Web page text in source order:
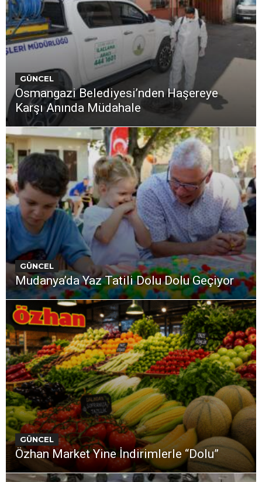
GÜNCEL
Osmangazi Belediyesi’nden Haşereye
Karşı Anında Müdahale
GÜNCEL
Mudanya’da Yaz Tatili Dolu Dolu Geçiyor
GÜNCEL
Özhan Market Yine İndirimlerle “Dolu”